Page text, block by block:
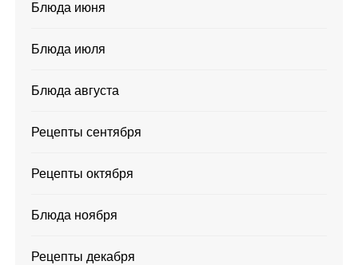
Блюда июня
Блюда июля
Блюда августа
Рецепты сентября
Рецепты октября
Блюда ноября
Рецепты декабря